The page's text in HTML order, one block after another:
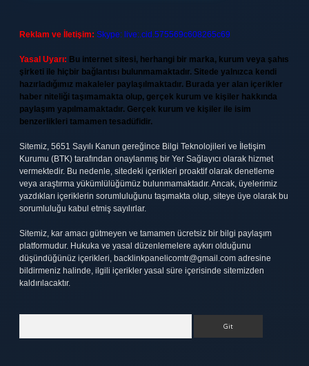
Reklam ve İletişim: Skype: live:.cid.575569c608265c69
Yasal Uyarı: Bu internet sitesi, herhangi bir marka, kurum veya şahıs
şirketi ile hiçbir bağlantısı bulunmamaktadır. Sitede yalnızca kendi
hazırladığımız makaleler paylaşılmaktadır. Burada yer alan içerikler
haber niteliği taşımamakta olup, gerçek kurum ve kişiler hakkında
paylaşım yapılmamaktadır. Gerçek kurum ve kişiler ile isim
benzerlikleri tamamen tesadüfidir.
Sitemiz, 5651 Sayılı Kanun gereğince Bilgi Teknolojileri ve İletişim
Kurumu (BTK) tarafından onaylanmış bir Yer Sağlayıcı olarak hizmet
vermektedir. Bu nedenle, sitedeki içerikleri proaktif olarak denetleme
veya araştırma yükümlülüğümüz bulunmamaktadır. Ancak, üyelerimiz
yazdıkları içeriklerin sorumluluğunu taşımakta olup, siteye üye olarak bu
sorumluluğu kabul etmiş sayılırlar.
Sitemiz, kar amacı gütmeyen ve tamamen ücretsiz bir bilgi paylaşım
platformudur. Hukuka ve yasal düzenlemelere aykırı olduğunu
düşündüğünüz içerikleri, backlinkpanelicomtr@gmail.com adresine
bildirmeniz halinde, ilgili içerikler yasal süre içerisinde sitemizden
kaldırılacaktır.